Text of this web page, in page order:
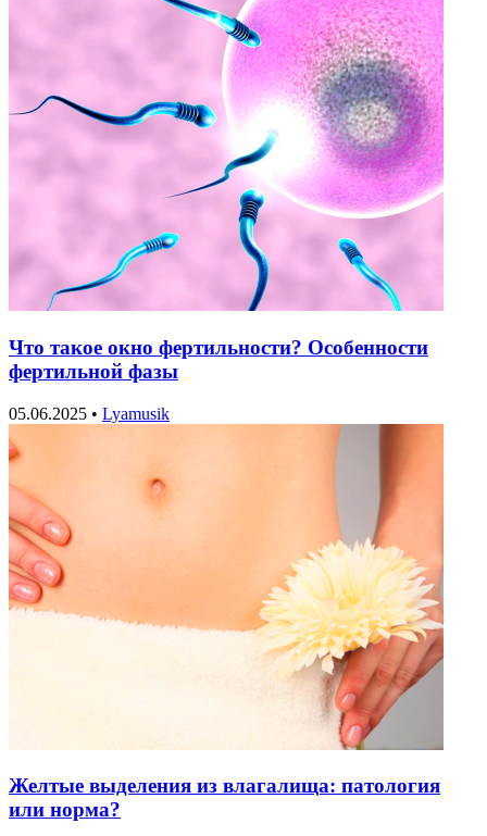
Что такое окно фертильности? Особенности
фертильной фазы
05.06.2025 • Lyamusik
Желтые выделения из влагалища: патология
или норма?